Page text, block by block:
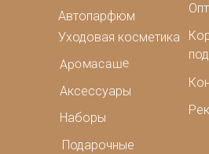
Автопарфюм
Аромасаше
Аксессуары
Наборы
Подарочные
Уходовая косметика